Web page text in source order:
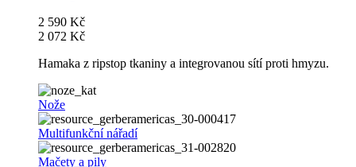
2 590 Kč
2 072 Kč
Hamaka z ripstop tkaniny a integrovanou sítí proti hmyzu.
Nože
Multifunkční nářadí
Mačety a pily